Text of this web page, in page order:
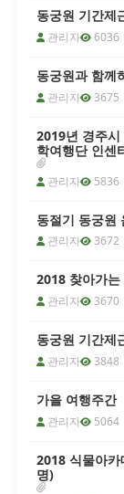
에 따라 8
니다. ○
○ 휴관근
년 8월 3
779-8729
동궁원 기간제
관리자
6036
동궁원과 함께
관리자
3675
2019년 경주
학여행단 인센
관리자 5836
동절기 동궁원
관리자
3672
2018 찾아가
관리자
3670
동궁원 기간제
관리자
3848
가을 여행주간
관리자
5064
2018 식물아
명)